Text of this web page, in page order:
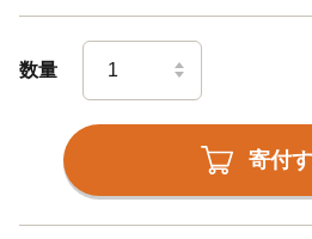
数量
寄付